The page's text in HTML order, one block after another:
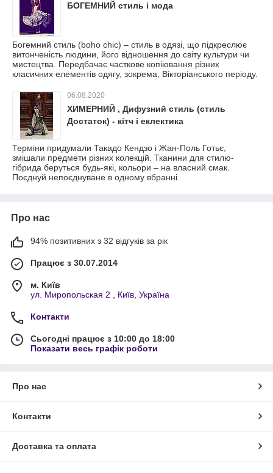
БОГЕМНИЙ стиль і мода
Богемний стиль (boho chic) – стиль в одязі, що підкреслює
витонченість людини, його відношення до світу культури чи
мистецтва. Передбачає часткове копіювання різних
класичних елементів одягу, зокрема, Вікторіанського періоду.
06.08.2020
ХИМЕРНИЙ , Дифузний стиль (стиль
Достаток) - кітч і еклектика
Терміни придумали Такадо Кендзо і Жан-Поль Готьє,
змішали предмети різних колекцій. Тканини для стилю-
гібрида беруться будь-які, кольори – на власний смак.
Поєднуй непоєднуване в одному вбранні.
Про нас
94% позитивних з 32 відгуків за рік
Працює з 30.07.2014
м. Київ
ул. Миропольская 2 , Київ, Україна
Контакти
Сьогодні працює з 10:00 до 18:00
Показати весь графік роботи
Про нас
Контакти
Доставка та оплата